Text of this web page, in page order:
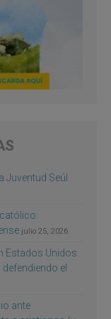
Juventud Seúl
julio 25, 2026
Estados Unidos
el
ante